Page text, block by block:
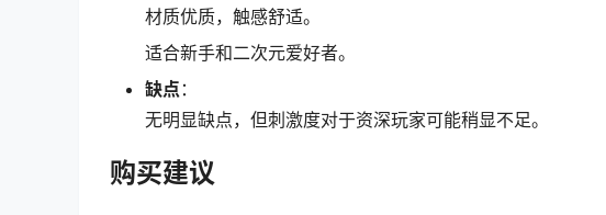
材质优质，触感舒适。
适合新手和二次元爱好者。
缺点 ：
无明显缺点，但刺激度对于资深玩家可能稍显不足。
购买建议